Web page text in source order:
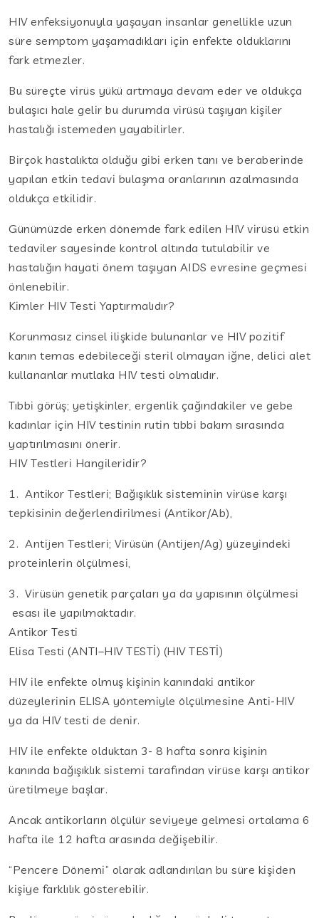
HIV enfeksiyonuyla yaşayan insanlar genellikle uzun
süre semptom yaşamadıkları için enfekte olduklarını
fark etmezler.
Bu süreçte virüs yükü artmaya devam eder ve oldukça
bulaşıcı hale gelir bu durumda virüsü taşıyan kişiler
hastalığı istemeden yayabilirler.
Birçok hastalıkta olduğu gibi erken tanı ve beraberinde
yapılan etkin tedavi bulaşma oranlarının azalmasında
oldukça etkilidir.
Günümüzde erken dönemde fark edilen HIV virüsü etkin
tedaviler sayesinde kontrol altında tutulabilir ve
hastalığın hayati önem taşıyan AIDS evresine geçmesi
önlenebilir.
Kimler HIV Testi Yaptırmalıdır?
Korunmasız cinsel ilişkide bulunanlar ve HIV pozitif
kanın temas edebileceği steril olmayan iğne, delici alet
kullananlar mutlaka HIV testi olmalıdır.
Tıbbi görüş; yetişkinler, ergenlik çağındakiler ve gebe
kadınlar için HIV testinin rutin tıbbi bakım sırasında
yaptırılmasını önerir.
HIV Testleri Hangileridir?
1. Antikor Testleri; Bağışıklık sisteminin virüse karşı
tepkisinin değerlendirilmesi (Antikor/Ab),
2. Antijen Testleri; Virüsün (Antijen/Ag) yüzeyindeki
proteinlerin ölçülmesi,
3. Virüsün genetik parçaları ya da yapısının ölçülmesi
esası ile yapılmaktadır.
Antikor Testi
Elisa Testi (ANTI–HIV TESTİ) (HIV TESTİ)
HIV ile enfekte olmuş kişinin kanındaki antikor
düzeylerinin ELISA yöntemiyle ölçülmesine Anti-HIV
ya da HIV testi de denir.
HIV ile enfekte olduktan 3- 8 hafta sonra kişinin
kanında bağışıklık sistemi tarafından virüse karşı antikor
üretilmeye başlar.
Ancak antikorların ölçülür seviyeye gelmesi ortalama 6
hafta ile 12 hafta arasında değişebilir.
“Pencere Dönemi” olarak adlandırılan bu süre kişiden
kişiye farklılık gösterebilir.